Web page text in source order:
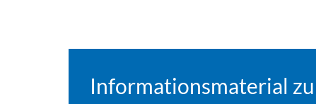
Informationsmaterial